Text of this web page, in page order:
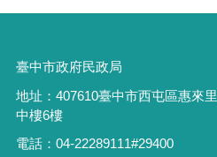
臺中市政府民政局
地址： 407610臺中市西屯區惠來里
中樓6樓
電話： 04-22289111#29400